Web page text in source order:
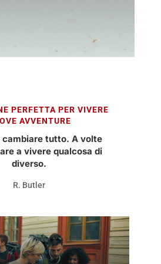
PERFETTA PER VIVERE
AVVENTURE
cambiare tutto. A volte
a vivere qualcosa di
diverso.
R. Butler